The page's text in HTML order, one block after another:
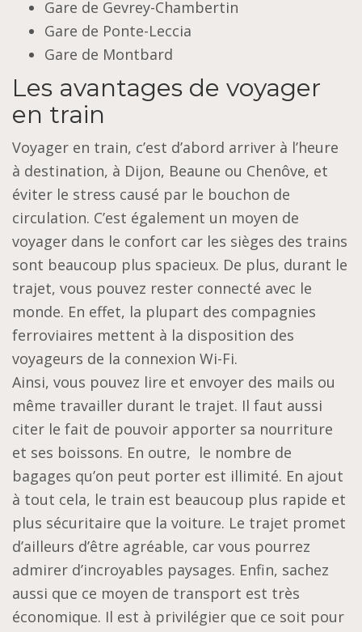
Gare de Gevrey-Chambertin
Gare de Ponte-Leccia
Gare de Montbard
Les avantages de voyager
en train
Voyager en train, c’est d’abord arriver à l’heure
à destination, à Dijon, Beaune ou Chenôve, et
éviter le stress causé par le bouchon de
circulation. C’est également un moyen de
voyager dans le confort car les sièges des trains
sont beaucoup plus spacieux. De plus, durant le
trajet, vous pouvez rester connecté avec le
monde. En effet, la plupart des compagnies
ferroviaires mettent à la disposition des
voyageurs de la connexion Wi-Fi.
Ainsi, vous pouvez lire et envoyer des mails ou
même travailler durant le trajet. Il faut aussi
citer le fait de pouvoir apporter sa nourriture
et ses boissons. En outre, le nombre de
bagages qu’on peut porter est illimité. En ajout
à tout cela, le train est beaucoup plus rapide et
plus sécuritaire que la voiture. Le trajet promet
d’ailleurs d’être agréable, car vous pourrez
admirer d’incroyables paysages. Enfin, sachez
aussi que ce moyen de transport est très
économique. Il est à privilégier que ce soit pour